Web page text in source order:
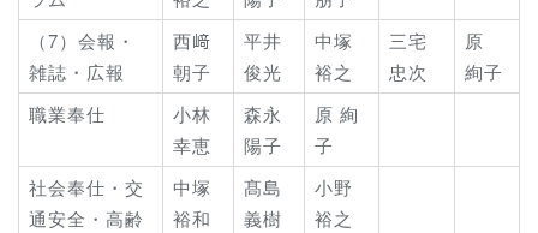
（7）会報・
雑誌・広報
西﨑
朝子
平井
俊光
中塚
裕之
三宅
忠次
原
絢子
職業奉仕
小林
幸恵
森永
陽子
原 絢
子
社会奉仕・交
通安全・高齢
中塚
裕和
髙島
義樹
小野
裕之